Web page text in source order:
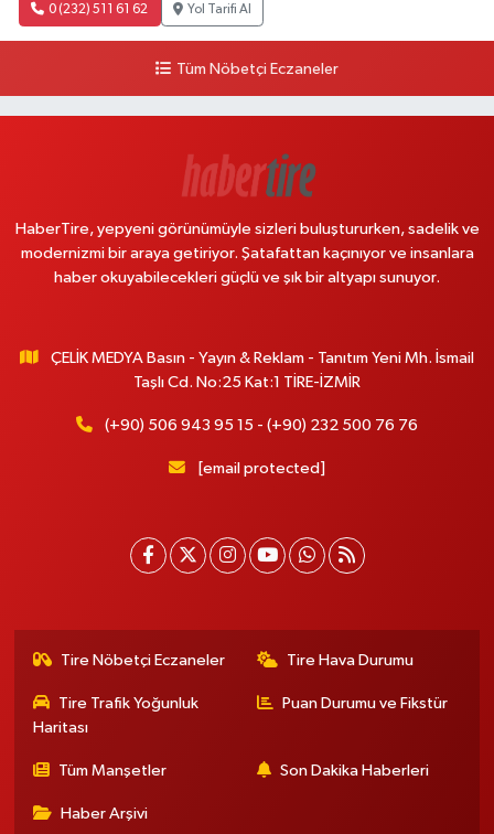
0 (232) 511 61 62 Yol Tarifi Al
Tüm Nöbetçi Eczaneler
HaberTire, yepyeni görünümüyle sizleri buluştururken, sadelik ve
modernizmi bir araya getiriyor. Şatafattan kaçınıyor ve insanlara
haber okuyabilecekleri güçlü ve şık bir altyapı sunuyor.
ÇELİK MEDYA Basın - Yayın & Reklam - Tanıtım Yeni Mh. İsmail
Taşlı Cd. No:25 Kat:1 TİRE-İZMİR
(+90) 506 943 95 15 - (+90) 232 500 76 76
[email protected]
Tire Nöbetçi Eczaneler Tire Hava Durumu
Tire Trafik Yoğunluk
Haritası
Puan Durumu ve Fikstür
Tüm Manşetler Son Dakika Haberleri
Haber Arşivi